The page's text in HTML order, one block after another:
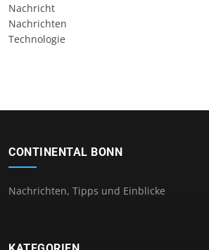
Nachricht
Nachrichten
Technologie
CONTINENTAL BONN
Nachrichten, Tipps und Einblicke